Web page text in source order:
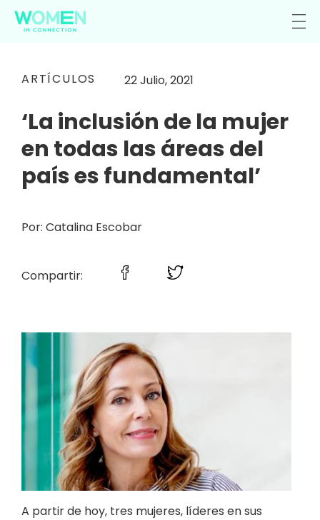
ARTÍCULOS 22 Julio, 2021
‘La inclusión de la mujer
en todas las áreas del
país es fundamental’
Por: Catalina Escobar
Compartir:
A partir de hoy, tres mujeres, líderes en sus